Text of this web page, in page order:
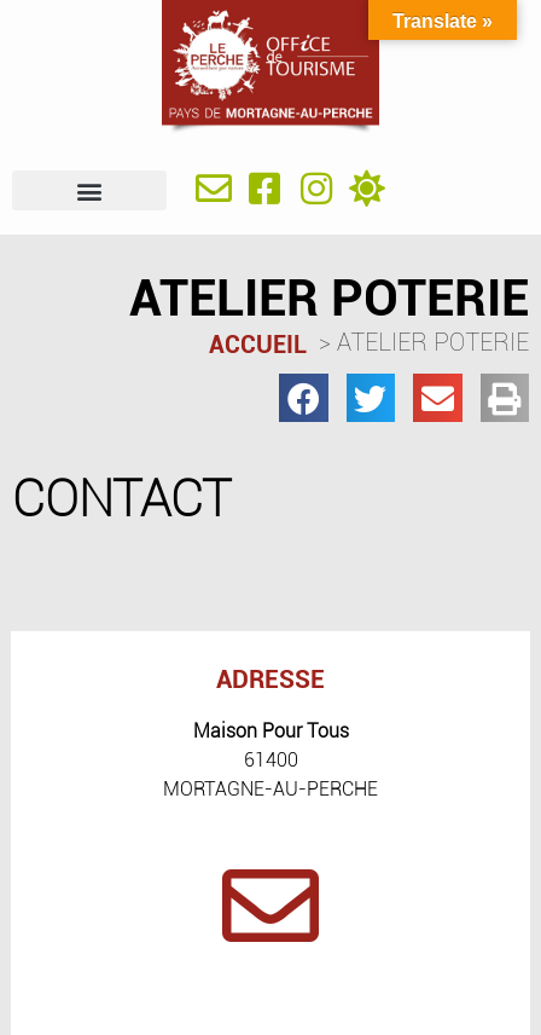
ATELIER POTERIE
ACCUEIL ATELIER POTERIE
CONTACT
ADRESSE
Maison Pour Tous
61400
MORTAGNE-AU-PERCHE
Translate »